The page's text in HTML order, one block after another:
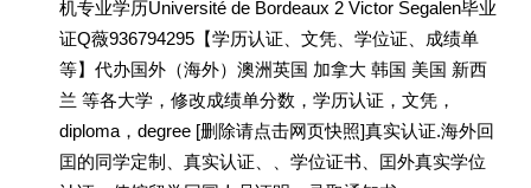
机专业学历Université de Bordeaux 2 Victor Segalen毕业
证Q薇936794295【学历认证、文凭、学位证、成绩单
等】代办国外（海外）澳洲英国 加拿大 韩国 美国 新西
兰 等各大学，修改成绩单分数，学历认证，文凭，
diploma，degree [删除请点击网页快照]真实认证.海外回
囯的同学定制、真实认证、、学位证书、囯外真实学位